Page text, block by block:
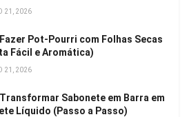
21, 2026
Pot-Pourri com Folhas Secas
Fácil e Aromática)
21, 2026
Sabonete em Barra em
Líquido (Passo a Passo)